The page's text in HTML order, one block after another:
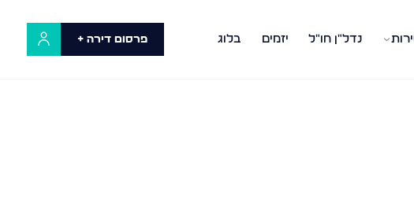
נדל"ן חו"ל יזמים בלוג פרסום דירה +